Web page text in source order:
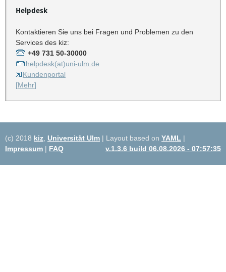
Helpdesk
Kontaktieren Sie uns bei Fragen und Problemen zu den
Services des kiz:
+49 731 50-30000
helpdesk(at)uni-ulm.de
Kundenportal
[Mehr]
(c) 2018 kiz Universität Ulm | Layout based on YAML |
Impressum | FAQ v.1.3.6 build 06.08.2026 - 07:57:35